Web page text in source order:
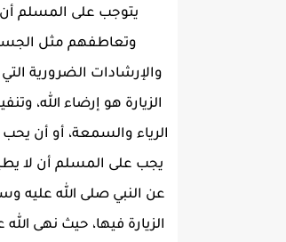
يتوجب على المسلم
وتعاطفهم مثل
والإرشادات الضرورية
الزيارة هو إرضاء الله،
الرياء والسمعة، أو أن
يجب على المسلم أن لا
عن النبي صلى الله عليه
الزيارة فيها، حيث نهى